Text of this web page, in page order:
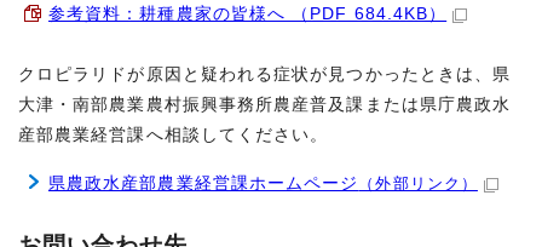
参考資料：耕種農家の皆様へ （PDF 684.4KB）
クロピラリドが原因と疑われる症状が見つかったときは、県
大津・南部農業農村振興事務所農産普及課または県庁農政水
産部農業経営課へ相談してください。
県農政水産部農業経営課ホームページ （外部リンク）